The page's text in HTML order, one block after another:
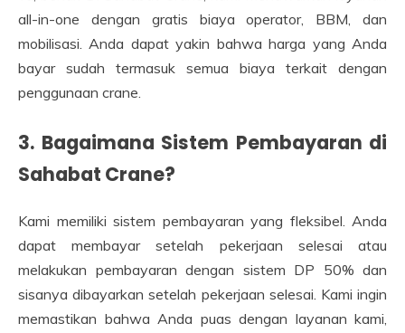
all-in-one dengan gratis biaya operator, BBM, dan
mobilisasi. Anda dapat yakin bahwa harga yang Anda
bayar sudah termasuk semua biaya terkait dengan
penggunaan crane.
3. Bagaimana Sistem Pembayaran di
Sahabat Crane?
Kami memiliki sistem pembayaran yang fleksibel. Anda
dapat membayar setelah pekerjaan selesai atau
melakukan pembayaran dengan sistem DP 50% dan
sisanya dibayarkan setelah pekerjaan selesai. Kami ingin
memastikan bahwa Anda puas dengan layanan kami,